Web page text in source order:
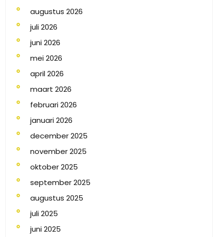
augustus 2026
juli 2026
juni 2026
mei 2026
april 2026
maart 2026
februari 2026
januari 2026
december 2025
november 2025
oktober 2025
september 2025
augustus 2025
juli 2025
juni 2025